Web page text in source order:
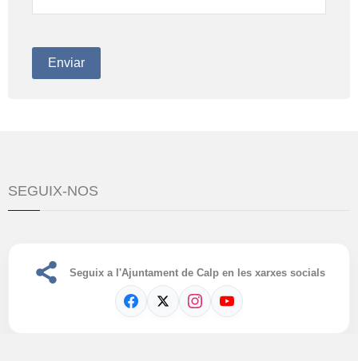
SEGUIX-NOS
Seguix a l'Ajuntament de Calp en les xarxes socials